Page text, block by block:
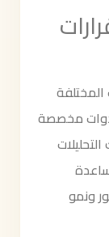
المختلفة
مخصصة
ونمو